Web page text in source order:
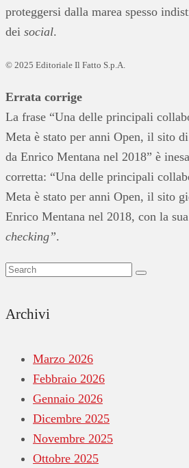
proteggersi dalla marea spesso
dei social.
© 2025 Editoriale Il Fatto S.p.A.
Errata corrige
La frase “Una delle principali
Meta è stato per anni Open, il sito di
da Enrico Mentana nel 2018” è
corretta: “Una delle principali
Meta è stato per anni Open, il sito
Enrico Mentana nel 2018, con la
checking”.
Archivi
Marzo 2026
Febbraio 2026
Gennaio 2026
Dicembre 2025
Novembre 2025
Ottobre 2025